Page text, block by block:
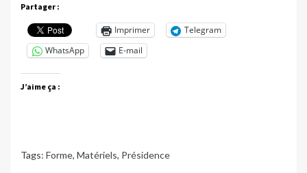
Partager :
Imprimer
Telegram
WhatsApp
E-mail
J’aime ça :
Tags: Forme, Matériels, Présidence